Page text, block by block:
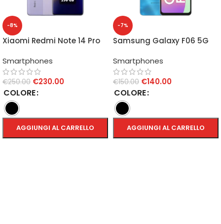
-8%
Xiaomi Redmi Note 14 Pro
Smartphones
€250.00 €230.00
COLORE
AGGIUNGI AL CARRELLO
-7%
Samsung Galaxy F06 5G
Smartphones
€150.00 €140.00
COLORE
AGGIUNGI AL CARRELLO